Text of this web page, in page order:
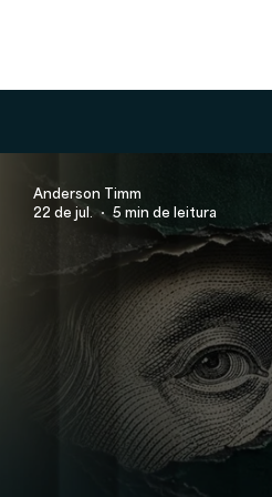
Anderson Timm
22 de jul.
5 min de leitura